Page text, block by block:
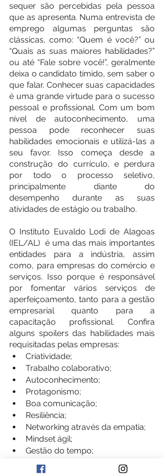
sequer são percebidas pela pessoa
que as apresenta. Numa entrevista de
emprego algumas perguntas são
clássicas, como: “Quem é você?” ou
“Quais as suas maiores habilidades?”
ou até “Fale sobre você!”, geralmente
deixa o candidato tímido, sem saber o
que falar. Conhecer suas capacidades
é uma grande virtude para o sucesso
pessoal e profissional. Com um bom
nível de autoconhecimento, uma
pessoa pode reconhecer suas
habilidades emocionais e utilizá-las a
seu favor. Isso começa desde a
construção do currículo, e perdura
por todo o processo seletivo,
principalmente diante do
desempenho durante as suas
atividades de estágio ou trabalho.
O Instituto Euvaldo Lodi de Alagoas
(IEL/AL)  é uma das mais importantes
entidades para a indústria, assim
como, para empresas do comércio e
serviços. Isso porque é responsável
por fomentar vários serviços de
aperfeiçoamento, tanto para a gestão
empresarial quanto para a
capacitação profissional. Confira
alguns spoilers das habilidades mais
requisitadas pelas empresas:
Criatividade;
Trabalho colaborativo;
Autoconhecimento;
Protagonismo;
Boa comunicação;
Resiliência;
Networking através da empatia;
Mindset ágil;
Gestão do tempo;
Abertura aos feedbacks;